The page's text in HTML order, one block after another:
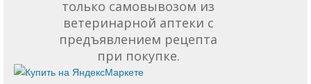
только самовывозом из
ветеринарной аптеки с
предъявлением рецепта
при покупке.